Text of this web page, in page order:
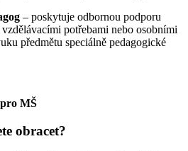
– poskytuje odbornou podporu
potřebami nebo osobními
předmětu speciálně pedagogické
MŠ
obracet?